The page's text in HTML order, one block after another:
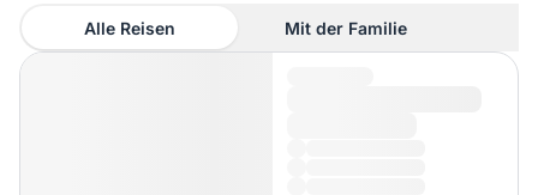
Alle Reisen Mit der Familie